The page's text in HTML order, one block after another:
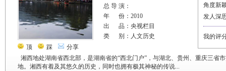
顶 踩 分享
总 导 演：
年 份：2010
出 品：央视栏目
类 别：人文历史
湘西地处湖南省西北部，是湖南省的“西北门户”，与湖北、贵州、重庆三省
地。湘西有着及其悠久的历史，同时也拥有极其神秘的传说...
角度新
发人深
我的评